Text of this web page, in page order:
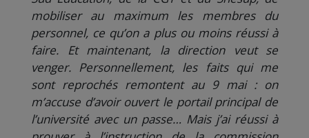
mobiliser au maximum les membres du
personnel, ce qu’on a plus ou moins réussi à
faire. Et maintenant, la direction veut se
venger. Personnellement, les faits qui me
sont reprochés remontent au 9 mai : on
m’accuse d’avoir ouvert le portail principal de
l’université avec un passe… Mais j’ai réussi à